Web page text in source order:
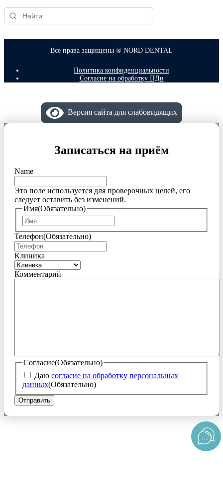
Все права защищены ® NORD DENTAL
Политика конфиденциальности
Согласие на обработку ПДн
Версия сайта для слабовидящих
Записаться на приём
Name
Это поле используется для проверочных целей, его
следует оставить без изменений.
Имя(Обязательно)
Телефон(Обязательно)
Клиника
Комментарий
Согласие(Обязательно)
Даю согласие на обработку персональных
данных(Обязательно)